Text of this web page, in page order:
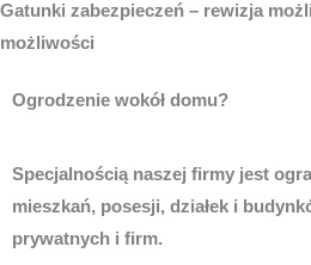
Gatunki zabezpieczeń – rewizja
możliwości
Ogrodzenie wokół domu?
Specjalnością naszej firmy jest
mieszkań, posesji, działek i
prywatnych i firm.